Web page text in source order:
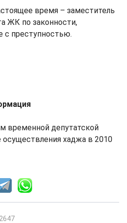
время – заместитель
ЖК по законности,
с преступностью.
временной депутатской
хаджа в 2010